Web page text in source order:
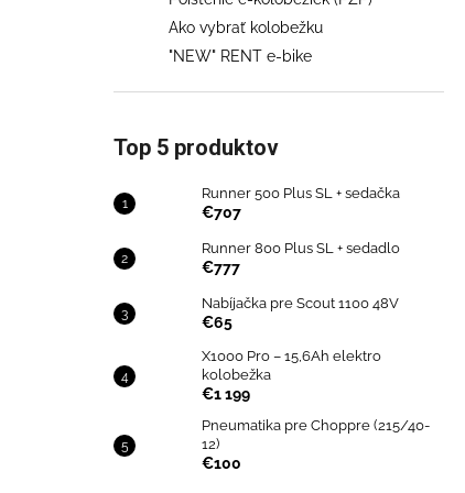
Ako vybrať kolobežku
"NEW" RENT e-bike
Top 5 produktov
Runner 500 Plus SL + sedačka
€707
Runner 800 Plus SL + sedadlo
€777
Nabíjačka pre Scout 1100 48V
€65
X1000 Pro – 15,6Ah elektro
kolobežka
€1 199
Pneumatika pre Choppre (215/40-
12)
€100
€707
Pôvodne: €858